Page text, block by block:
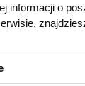
informacji o